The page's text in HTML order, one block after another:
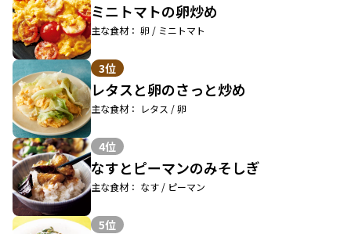
ミニトマトの卵炒め
主な食材： 卵 / ミニトマト
3位
レタスと卵のさっと炒め
主な食材： レタス / 卵
4位
なすとピーマンのみそしぎ
主な食材： なす / ピーマン
5位